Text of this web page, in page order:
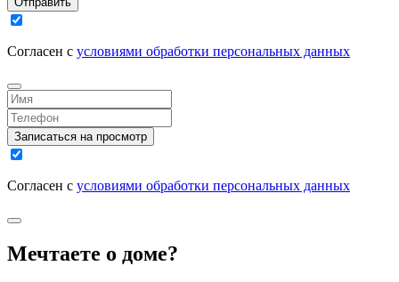
Согласен с условиями обработки персональных данных
Записаться на просмотр
Согласен с условиями обработки персональных данных
Мечтаете о доме?